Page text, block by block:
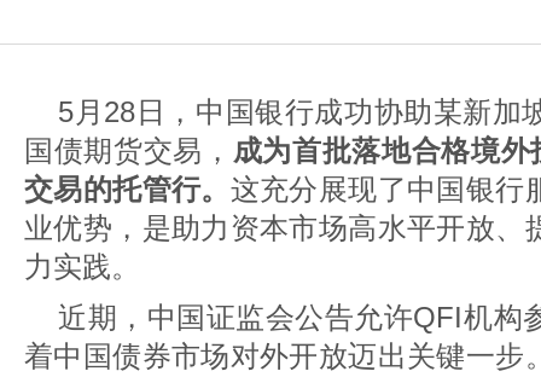
5月28日，中国银行成功协助某新加
国债期货交易， 成为首批落地合格境
交易的托管行。 这充分展现了中国银行
业优势，是助力资本市场高水平开放、
力实践。
近期，中国证监会公告允许QFI机构
着中国债券市场对外开放迈出关键一步